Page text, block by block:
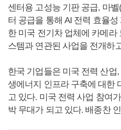
센터용 고성능 기판 공급, 마벨
터 공급을 통해 AI 전력 효율
한 미국 전기차 업체에 카메라
스템과 연관된 사업을 전개하
한국 기업들은 미국 전력 산업
생에너지 인프라 구축에 대한
고 있다. 미국 전력 사업 참여
박 무대가 되고 있다. 배종찬